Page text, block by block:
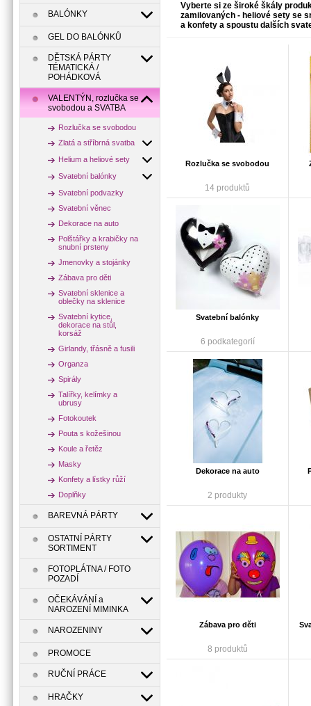
BALÓNKY
GEL DO BALÓNKŮ
DĚTSKÁ PÁRTY
TÉMATICKÁ /
POHÁDKOVÁ
VALENTÝN, rozlučka se
svobodou a SVATBA
Rozlučka se svobodou
Zlatá a stříbrná svatba
Helium a heliové sety
Svatební balónky
Svatební podvazky
Svatební věnec
Dekorace na auto
Polštářky a krabičky na
snubní prsteny
Jmenovky a stojánky
Zábava pro děti
Svatební sklenice a
oblečky na sklenice
Svatební kytice,
dekorace na stůl,
korsáž
Girlandy, třásně a fusili
Organza
Spirály
Talířky, kelímky a
ubrusy
Fotokoutek
Pouta s kožešinou
Koule a řetěz
Masky
Konfety a lístky růží
Doplňky
BAREVNÁ PÁRTY
OSTATNÍ PÁRTY
SORTIMENT
FOTOPLÁTNA / FOTO
POZADÍ
OČEKÁVÁNÍ a
NAROZENÍ MIMINKA
NAROZENINY
PROMOCE
RUČNÍ PRÁCE
HRAČKY
Vyberte si ze široké škály
zamilovaných - heliové sety se
a konfety a spoustu dalších
Rozlučka se svobodou
14 produktů
Svatební balónky
6 podkategorií
Dekorace na auto
2 produkty
Zábava pro děti
8 produktů